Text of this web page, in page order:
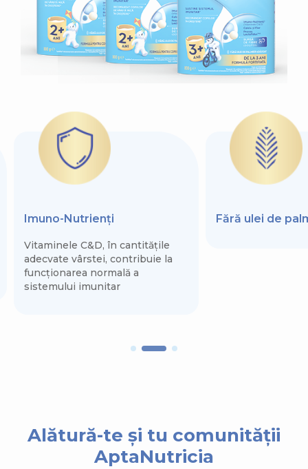
Imuno-Nutrienți
Vitaminele C&D, în cantitățile
adecvate vârstei, contribuie la
funcționarea normală a
sistemului imunitar
Fără ulei de
Alătură-te și tu comunității
AptaNutricia